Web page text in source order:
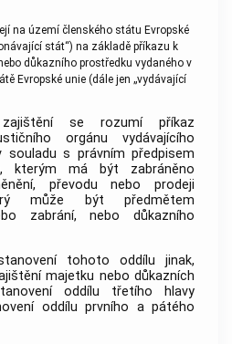
na území členského státu Evropské
stát“) na základě příkazu k
důkazního prostředku vydaného v
Evropské unie (dále jen „vydávající
se rozumí příkaz
orgánu vydávajícího
souladu s právním předpisem
kterým má být zabráněno
převodu nebo prodeji
může být předmětem
zabrání, nebo důkazního
tohoto oddílu jinak,
majetku nebo důkazních
oddílu třetího hlavy
oddílu prvního a pátého